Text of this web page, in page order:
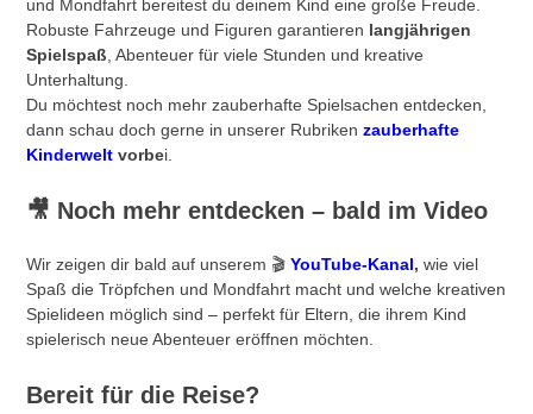
und Mondfahrt bereitest du deinem Kind eine große Freude.
Robuste Fahrzeuge und Figuren garantieren langjährigen
Spielspaß , Abenteuer für viele Stunden und kreative
Unterhaltung.
Du möchtest noch mehr zauberhafte Spielsachen entdecken,
dann schau doch gerne in unserer Rubrikenzauberhafte
Kinderwelt vorbei.
🎥 Noch mehr entdecken – bald im Video
Wir zeigen dir bald auf unserem 🎬 YouTube-Kanal, wie viel
Spaß die Tröpfchen und Mondfahrt macht und welche kreativen
Spielideen möglich sind – perfekt für Eltern, die ihrem Kind
spielerisch neue Abenteuer eröffnen möchten.
Bereit für die Reise?